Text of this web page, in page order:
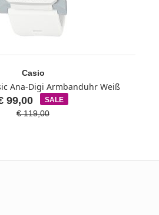
Casio
Ana-Digi Armbanduhr Weiß
99,00 SALE
€ 119,00